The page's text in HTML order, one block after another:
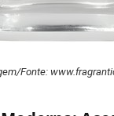
Fonte: